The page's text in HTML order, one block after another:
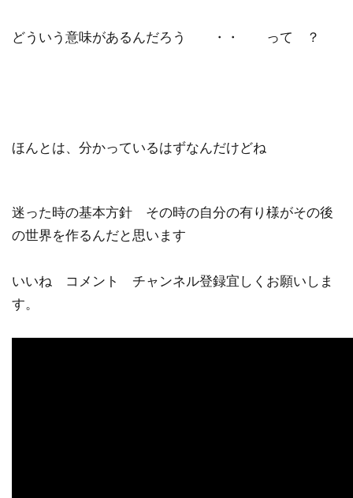
どういう意味があるんだろう ・・ って ？
ほんとは、分かっているはずなんだけどね
迷った時の基本方針 その時の自分の有り様がその後
の世界を作るんだと思います
いいね コメント チャンネル登録宜しくお願いしま
す。